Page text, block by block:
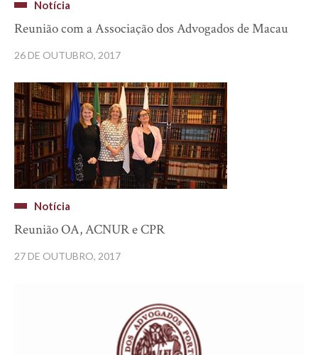
Notícia
Reunião com a Associação dos Advogados de Macau
26 DE OUTUBRO, 2017
Notícia
Reunião OA, ACNUR e CPR
27 DE OUTUBRO, 2017